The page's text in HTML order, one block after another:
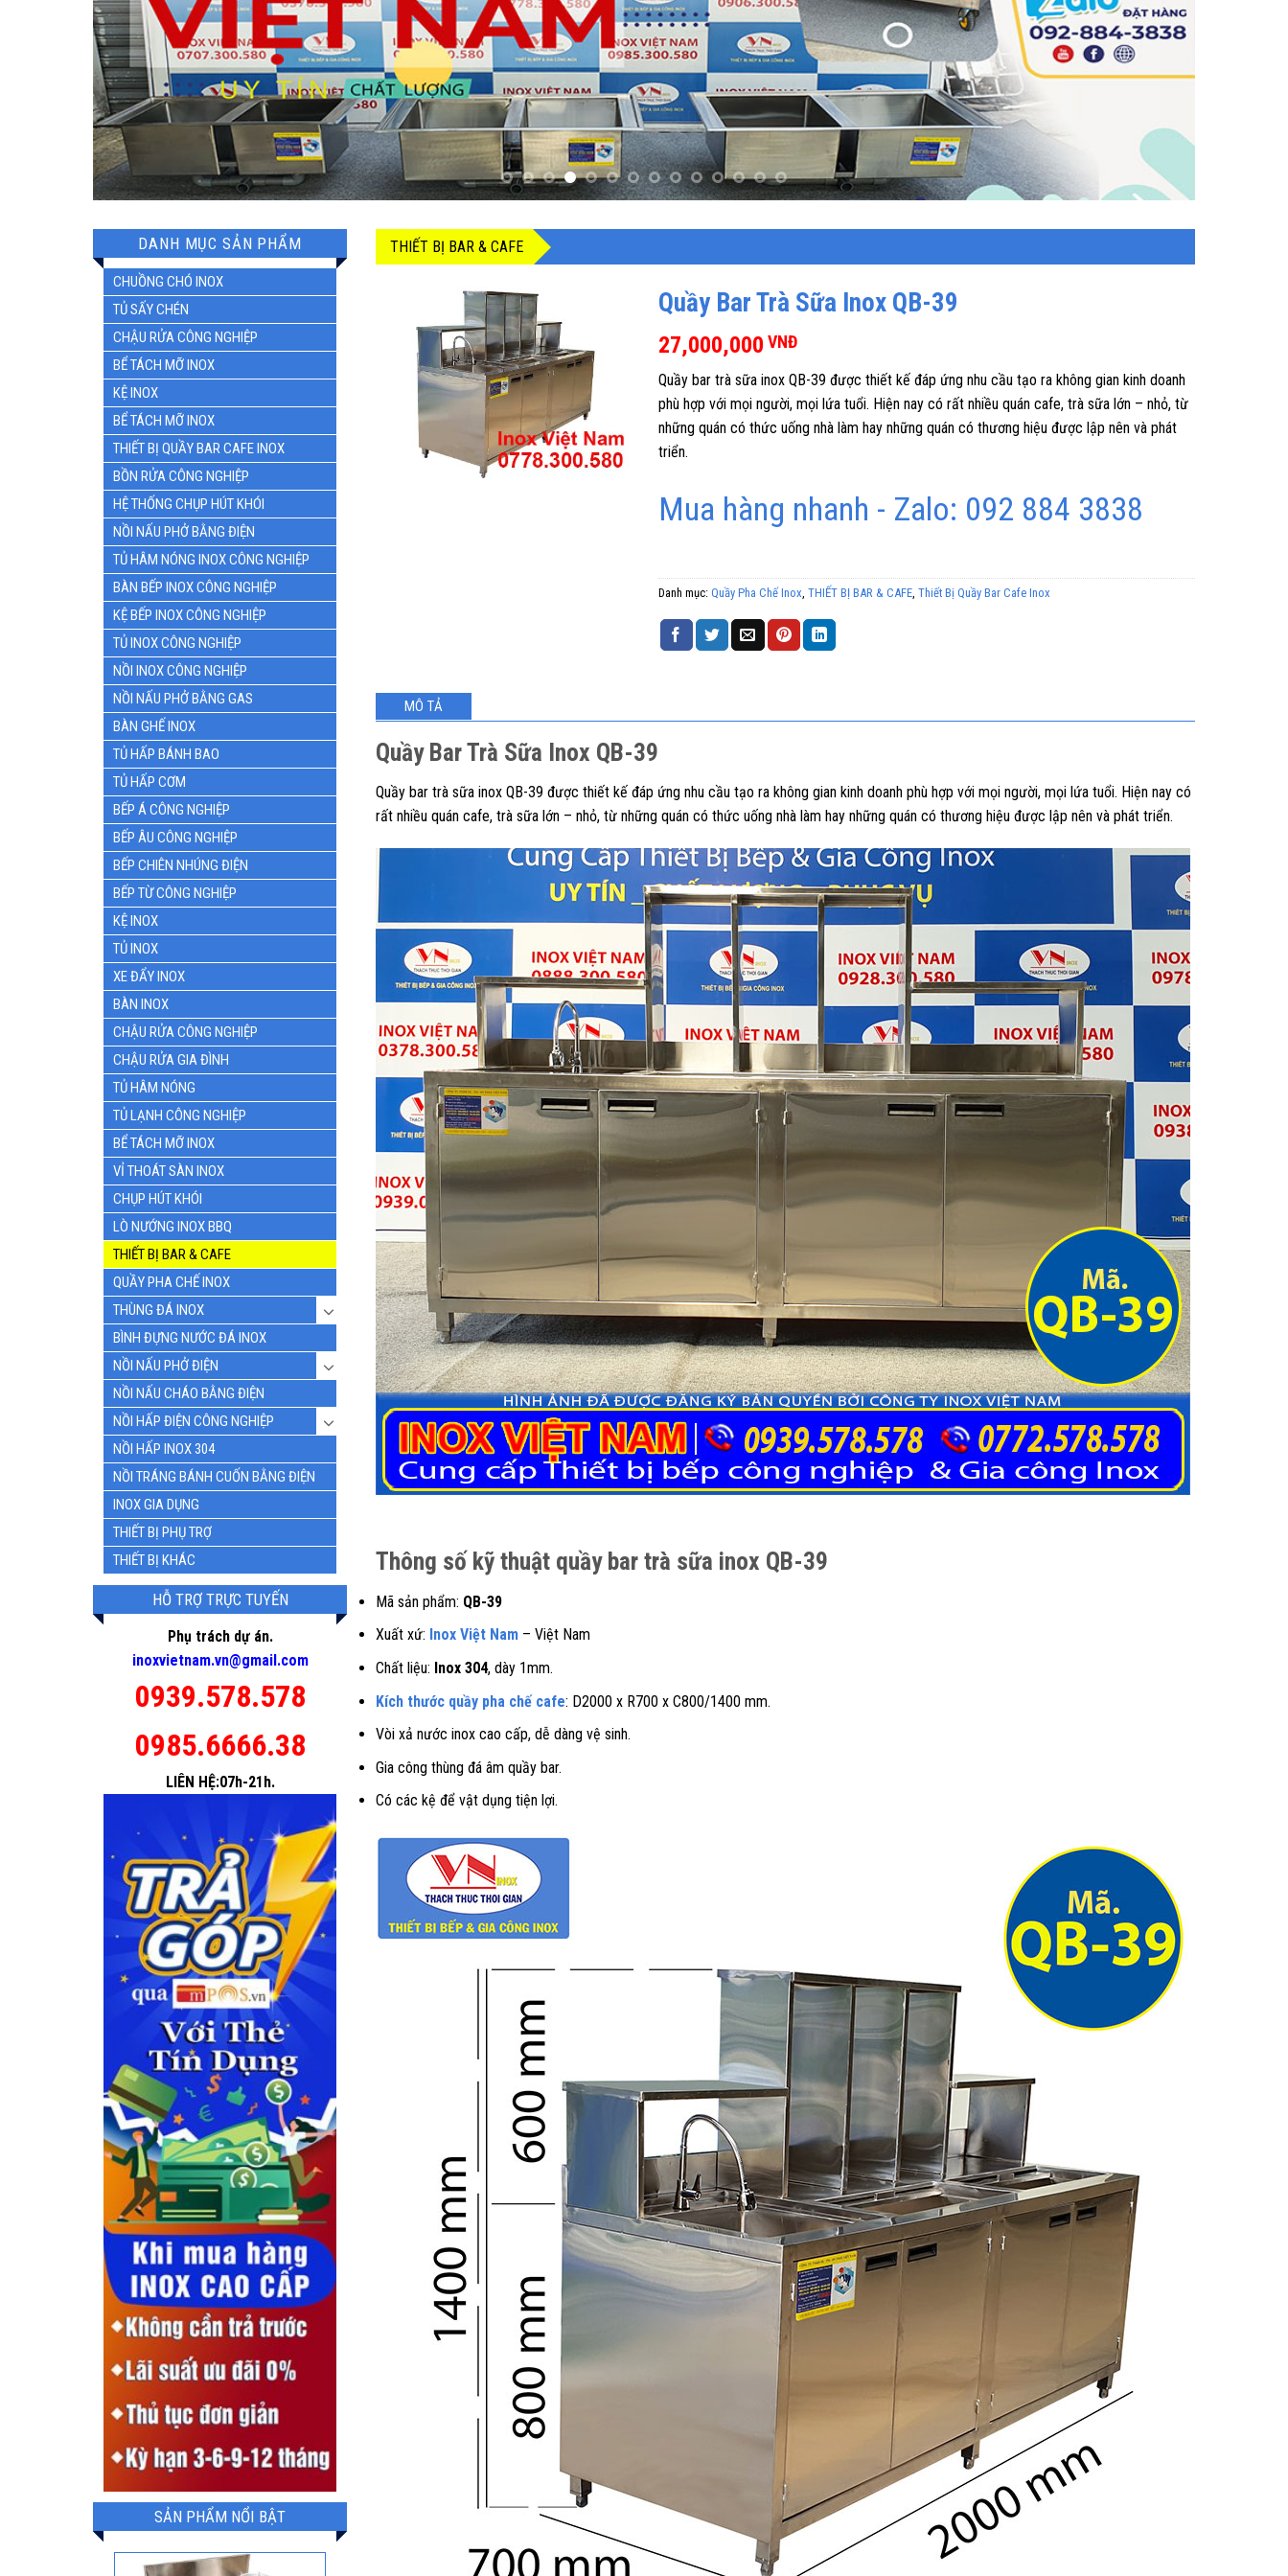
DANH MỤC SẢN PHẨM
CHUỒNG CHÓ INOX
TỦ SẤY CHÉN
CHẬU RỬA CÔNG NGHIỆP
BỂ TÁCH MỠ INOX
KỆ INOX
BỂ TÁCH MỠ INOX
THIẾT BỊ QUẦY BAR CAFE INOX
BỒN RỬA CÔNG NGHIỆP
HỆ THỐNG CHỤP HÚT KHÓI
NỒI NẤU PHỞ BẰNG ĐIỆN
TỦ HÂM NÓNG INOX CÔNG NGHIỆP
BÀN BẾP INOX CÔNG NGHIỆP
KỆ BẾP INOX CÔNG NGHIỆP
TỦ INOX CÔNG NGHIỆP
NỒI INOX CÔNG NGHIỆP
NỒI NẤU PHỞ BẰNG GAS
BÀN GHẾ INOX
TỦ HẤP BÁNH BAO
TỦ HẤP CƠM
BẾP Á CÔNG NGHIỆP
BẾP ÂU CÔNG NGHIỆP
BẾP CHIÊN NHÚNG ĐIỆN
BẾP TỪ CÔNG NGHIỆP
KỆ INOX
TỦ INOX
XE ĐẨY INOX
BÀN INOX
CHẬU RỬA CÔNG NGHIỆP
CHẬU RỬA GIA ĐÌNH
TỦ HÂM NÓNG
TỦ LẠNH CÔNG NGHIỆP
BỂ TÁCH MỠ INOX
VỈ THOÁT SÀN INOX
CHỤP HÚT KHÓI
LÒ NƯỚNG INOX BBQ
THIẾT BỊ BAR & CAFE
QUẦY PHA CHẾ INOX
THÙNG ĐÁ INOX
BÌNH ĐỰNG NƯỚC ĐÁ INOX
NỒI NẤU PHỞ ĐIỆN
NỒI NẤU CHÁO BẰNG ĐIỆN
NỒI HẤP ĐIỆN CÔNG NGHIỆP
NỒI HẤP INOX 304
NỒI TRÁNG BÁNH CUỐN BẰNG ĐIỆN
INOX GIA DỤNG
THIẾT BỊ PHỤ TRỢ
THIẾT BỊ KHÁC
HỖ TRỢ TRỰC TUYẾN
Phụ trách dự án.
inoxvietnam.vn@gmail.com
0939.578.578
0985.6666.38
LIÊN HỆ:07h-21h.
SẢN PHẨM NỔI BẬT
THIẾT BỊ BAR & CAFE
Quầy Bar Trà Sữa Inox QB-39
27,000,000 VNĐ
Quầy bar trà sữa inox QB-39 được thiết kế đáp ứng nhu cầu tạo ra không gian kinh doanh
phù hợp với mọi người, mọi lứa tuổi. Hiện nay có rất nhiều quán cafe, trà sữa lớn – nhỏ, từ
những quán có thức uống nhà làm hay những quán có thương hiệu được lập nên và phát
triển.
Mua hàng nhanh - Zalo: 092 884 3838
Danh mục: Quầy Pha Chế Inox THIẾT BỊ BAR & CAFE, Thiết Bị Quầy Bar Cafe Inox
MÔ TẢ
Quầy Bar Trà Sữa Inox QB-39
Quầy bar trà sữa inox QB-39 được thiết kế đáp ứng nhu cầu tạo ra không gian kinh doanh phù hợp với mọi người, mọi lứa tuổi. Hiện nay có
rất nhiều quán cafe, trà sữa lớn – nhỏ, từ những quán có thức uống nhà làm hay những quán có thương hiệu được lập nên và phát triển.
Thông số kỹ thuật quầy bar trà sữa inox QB-39
Mã sản phẩm: QB-39
Xuất xứ: Inox Việt Nam – Việt Nam
Chất liệu: Inox 304, dày 1mm.
Kích thước quầy pha chế cafe: D2000 x R700 x C800/1400 mm.
Vòi xả nước inox cao cấp, dễ dàng vệ sinh.
Gia công thùng đá âm quầy bar.
Có các kệ để vật dụng tiện lợi.